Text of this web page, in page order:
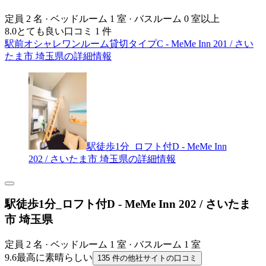
定員 2 名 · ベッドルーム 1 室 · バスルーム 0 室以上
8.0とても良い口コミ 1 件
駅前オシャレワンルーム貸切タイプC - MeMe Inn 201 / さい
たま市 埼玉県の詳細情報
駅徒歩1分_ロフト付D - MeMe Inn
202 / さいたま市 埼玉県の詳細情報
駅徒歩1分_ロフト付D - MeMe Inn 202 / さいたま
市 埼玉県
定員 2 名 · ベッドルーム 1 室 · バスルーム 1 室
9.6最高に素晴らしい 135 件の他社サイトの口コミ